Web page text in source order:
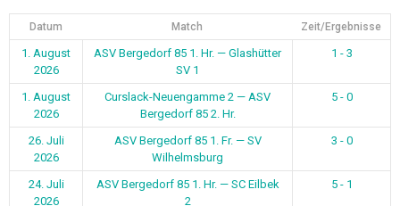
Datum Match Zeit/Ergebnisse
1. August
2026
ASV Bergedorf 85 1. Hr. — Glashütter
SV 1
1 - 3
1. August
2026
Curslack-Neuengamme 2 — ASV
Bergedorf 85 2. Hr.
5 - 0
26. Juli
2026
ASV Bergedorf 85 1. Fr. — SV
Wilhelmsburg
3 - 0
24. Juli
2026
ASV Bergedorf 85 1. Hr. — SC Eilbek
2
5 - 1